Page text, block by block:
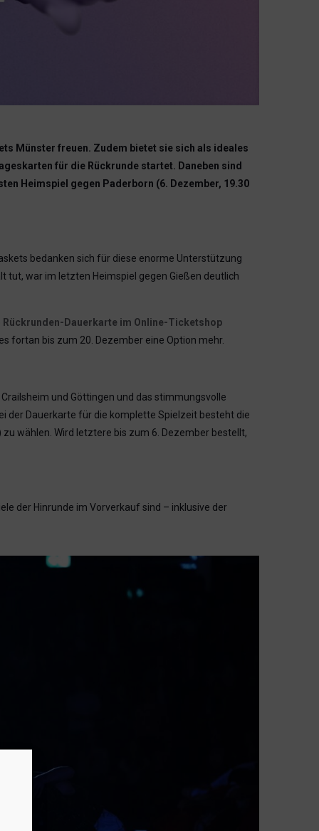
Münster freuen. Zudem bietet sie sich als ideales
für die Rückrunde startet. Daneben sind
Heimspiel gegen Paderborn (6. Dezember, 19.30
bedanken sich für diese enorme Unterstützung
tut, war im letzten Heimspiel gegen Gießen deutlich
Rückrunden-Dauerkarte im Online-Ticketshop
fortan bis zum 20. Dezember eine Option mehr.
und Göttingen und das stimmungsvolle
der Dauerkarte für die komplette Spielzeit besteht die
wählen. Wird letztere bis zum 6. Dezember bestellt,
der Hinrunde im Vorverkauf sind – inklusive der